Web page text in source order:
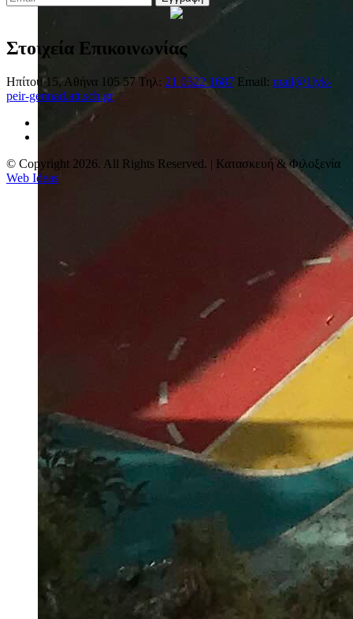
Στοιχεία Επικοινωνίας
Ηπίτου 15, Αθήνα 105 57 Τηλ: 21 0322 1687 Email: mail@1lyk-
peir-gennad.att.sch.gr
© Copyright 2026. All Rights Reserved. | Κατασκευή & Φιλοξενία
Web Ideas